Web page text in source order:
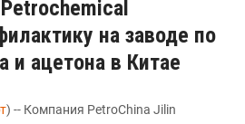
на заводе по
и ацетона в Китае
) -- Компания PetroChina Jilin